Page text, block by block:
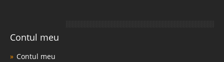
Contul meu
Contul meu